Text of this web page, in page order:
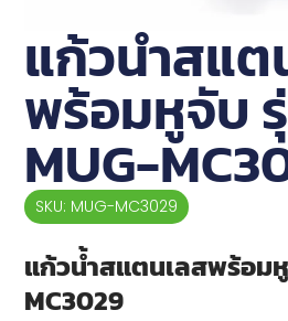
แก้วน้ำสแต
พร้อมหูจับ
MUG-
SKU: MUG-MC3029
แก้วน้ำสแตนเลสพร้อม
MC3029